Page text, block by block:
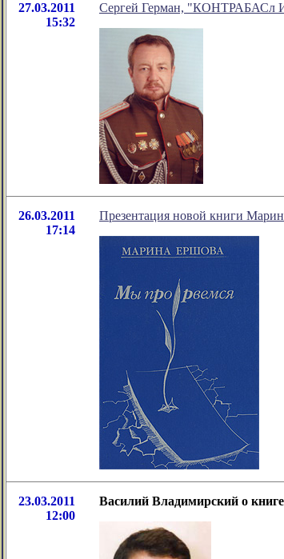
27.03.2011
15:32
Сергей Герман,
26.03.2011
17:14
Презентация новой книги
23.03.2011
12:00
Василий Владимирский о